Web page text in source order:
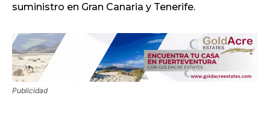
suministro en Gran Canaria y Tenerife.
Publicidad